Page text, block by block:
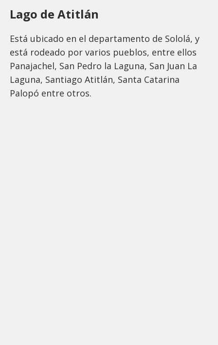
Lago de Atitlán
Está ubicado en el departamento de Sololá, y
está rodeado por varios pueblos, entre ellos
Panajachel, San Pedro la Laguna, San Juan La
Laguna, Santiago Atitlán, Santa Catarina
Palopó entre otros.